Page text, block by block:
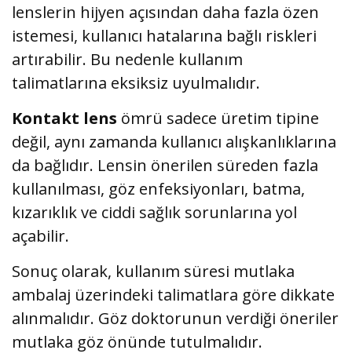
lenslerin hijyen açısından daha fazla özen
istemesi, kullanıcı hatalarına bağlı riskleri
artırabilir. Bu nedenle kullanım
talimatlarına eksiksiz uyulmalıdır.
Kontakt lens ömrü sadece üretim tipine
değil, aynı zamanda kullanıcı alışkanlıklarına
da bağlıdır. Lensin önerilen süreden fazla
kullanılması, göz enfeksiyonları, batma,
kızarıklık ve ciddi sağlık sorunlarına yol
açabilir.
Sonuç olarak, kullanım süresi mutlaka
ambalaj üzerindeki talimatlara göre dikkate
alınmalıdır. Göz doktorunun verdiği öneriler
mutlaka göz önünde tutulmalıdır.